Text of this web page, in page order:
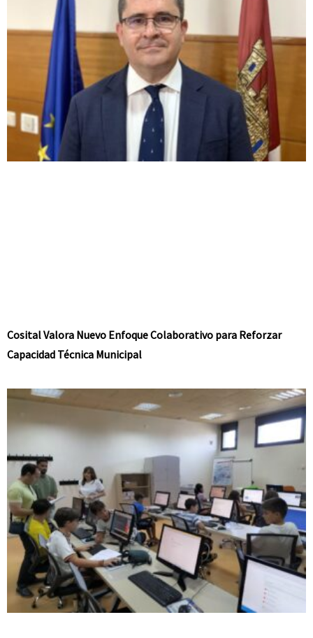
Cosital Valora Nuevo Enfoque Colaborativo para Reforzar
Capacidad Técnica Municipal